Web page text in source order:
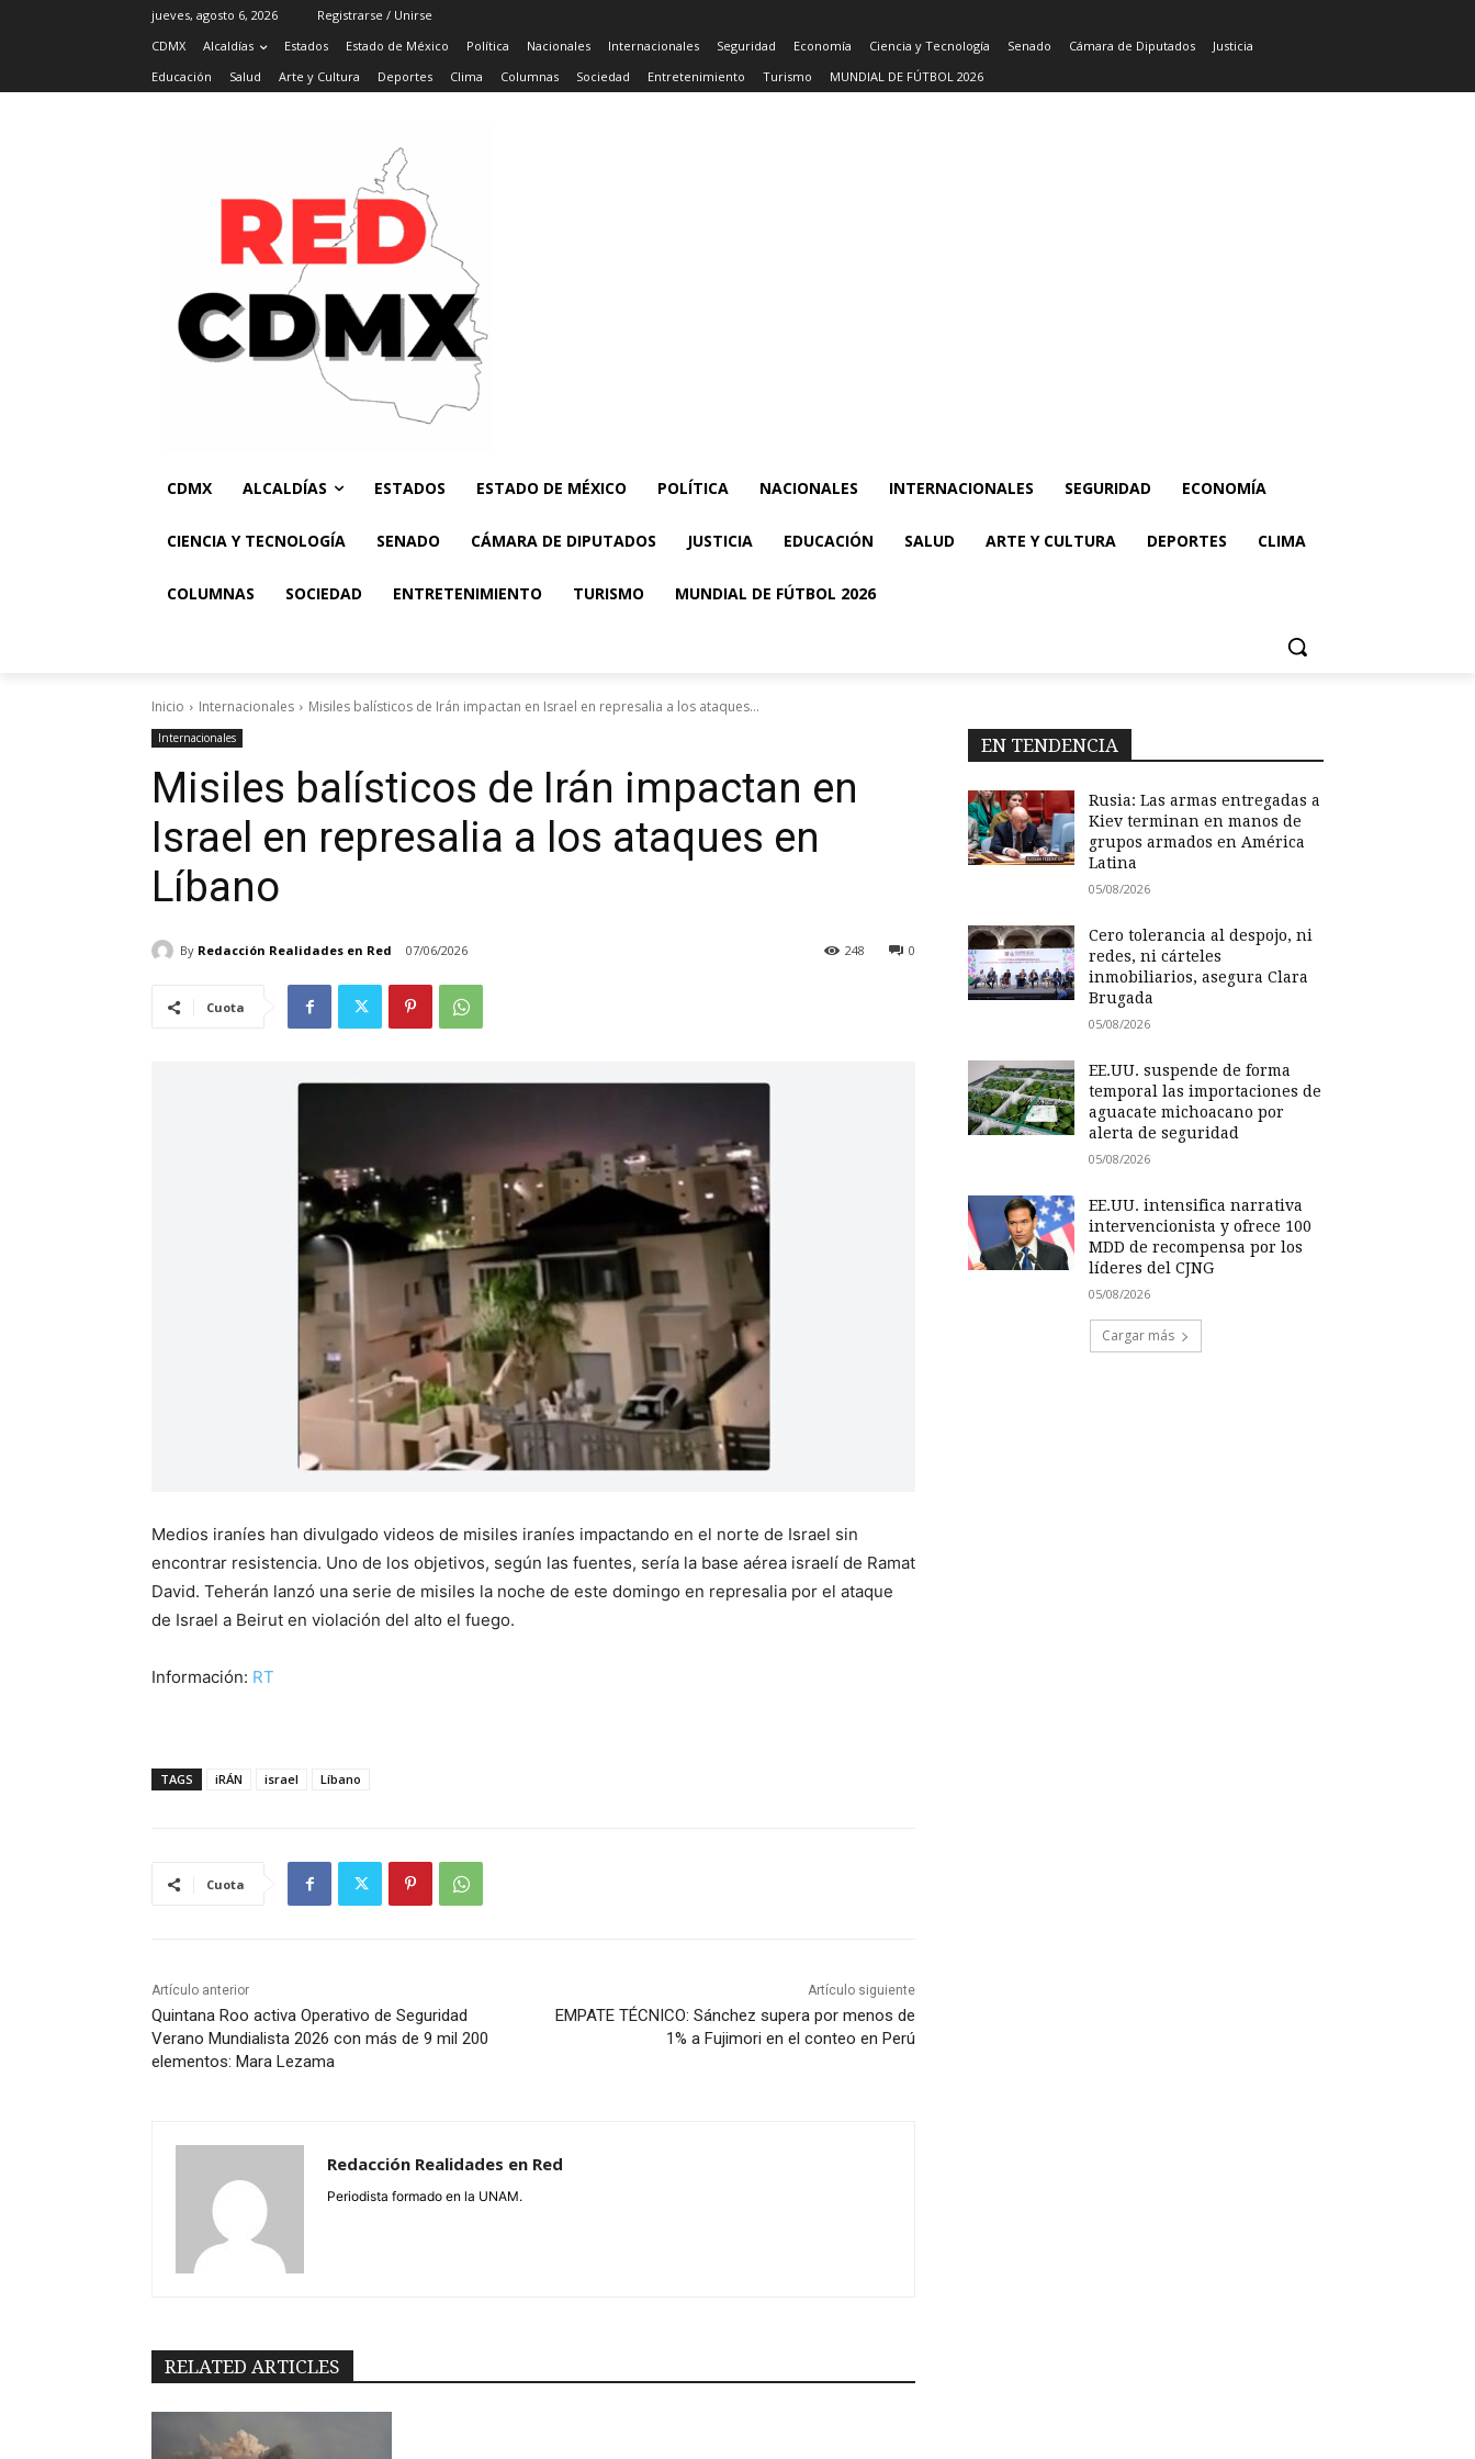
jueves, agosto 6, 2026
Registrarse / Unirse
CDMX
Alcaldías Estados Estado de México Política Nacionales Internacionales Seguridad Economía Ciencia y Tecnología Senado Cámara de Diputados
Justicia
Educación
Salud Arte y Cultura Deportes Clima Columnas Sociedad Entretenimiento Turismo MUNDIAL DE FÚTBOL 2026
CDMX ALCALDÍAS ESTADOS ESTADO DE MÉXICO POLÍTICA NACIONALES INTERNACIONALES SEGURIDAD ECONOMÍA
CIENCIA Y TECNOLOGÍA SENADO CÁMARA DE DIPUTADOS JUSTICIA EDUCACIÓN SALUD ARTE Y CULTURA DEPORTES CLIMA
COLUMNAS SOCIEDAD ENTRETENIMIENTO TURISMO MUNDIAL DE FÚTBOL 2026
Inicio Internacionales Misiles balísticos de Irán impactan en Israel en represalia a los ataques...
Internacionales
Misiles balísticos de Irán impactan en
Israel en represalia a los ataques en
Líbano
By Redacción Realidades en Red 07/06/2026 0
248
Cuota
Medios iraníes han divulgado videos de misiles iraníes impactando en el norte de Israel sin
encontrar resistencia. Uno de los objetivos, según las fuentes, sería la base aérea israelí de Ramat
David. Teherán lanzó una serie de misiles la noche de este domingo en represalia por el ataque
de Israel a Beirut en violación del alto el fuego.
Información: RT
TAGS iRÁN israel Líbano
Cuota
Artículo anterior
Quintana Roo activa Operativo de Seguridad
Verano Mundialista 2026 con más de 9 mil 200
elementos: Mara Lezama
Artículo siguiente
EMPATE TÉCNICO: Sánchez supera por menos de
1% a Fujimori en el conteo en Perú
Redacción Realidades en Red
Periodista formado en la UNAM.
RELATED ARTICLES
EN TENDENCIA
Rusia: Las armas entregadas a
Kiev terminan en manos de
grupos armados en América
Latina
05/08/2026
Cero tolerancia al despojo, ni
redes, ni cárteles
inmobiliarios, asegura Clara
Brugada
05/08/2026
EE.UU. suspende de forma
temporal las importaciones de
aguacate michoacano por
alerta de seguridad
05/08/2026
EE.UU. intensifica narrativa
intervencionista y ofrece 100
MDD de recompensa por los
líderes del CJNG
05/08/2026
Cargar más